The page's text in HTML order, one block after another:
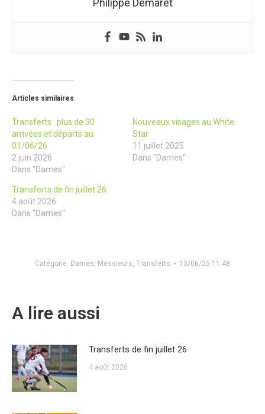
Philippe Demaret
Articles similaires
Transferts : plus de 30
arrivées et départs au
01/06/26
2 juin 2026
Dans "Dames"
Nouveaux visages au White
Star
11 juillet 2025
Dans "Dames"
Transferts de fin juillet 26
4 août 2026
Dans "Dames"
Catégorie Dames, Messieurs, Transferts 13/06/25 11:48
A lire aussi
Transferts de fin juillet 26
4 août 2026